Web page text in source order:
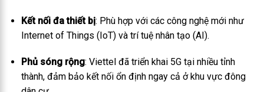
Kết nối đa thiết bị: Phù hợp với các công nghệ mới như
Internet of Things (IoT) và trí tuệ nhân tạo (AI).
Phủ sóng rộng: Viettel đã triển khai 5G tại nhiều tỉnh
thành, đảm bảo kết nối ổn định ngay cả ở khu vực đông